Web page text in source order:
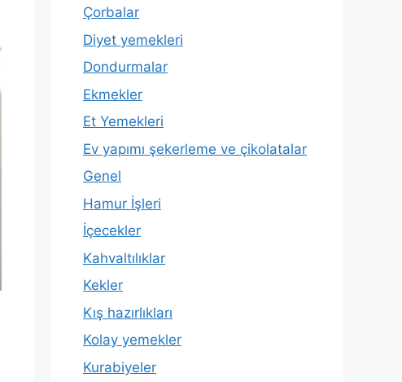
Çorbalar
Diyet yemekleri
Dondurmalar
Ekmekler
Et Yemekleri
Ev yapımı şekerleme ve çikolatalar
Genel
Hamur İşleri
İçecekler
Kahvaltılıklar
Kekler
Kış hazırlıkları
Kolay yemekler
Kurabiyeler